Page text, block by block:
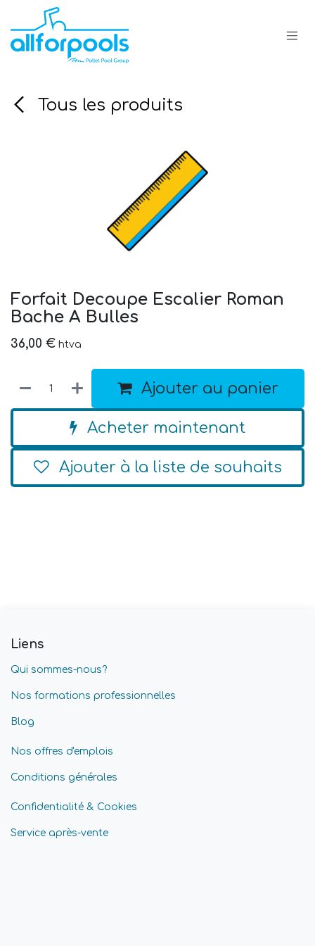
Se rendre au contenu
Tous les produits
Forfait Decoupe Escalier Roman
Bache A Bulles
36,00 € htva
Ajouter au panier
Acheter maintenant
Ajouter à la liste de souhaits
Liens
Qui sommes-nous?
Nos formations professionnelles
Blog
Nos offres d'emplois
Conditions générales
Confidentialité & Cookies
Service après-vente